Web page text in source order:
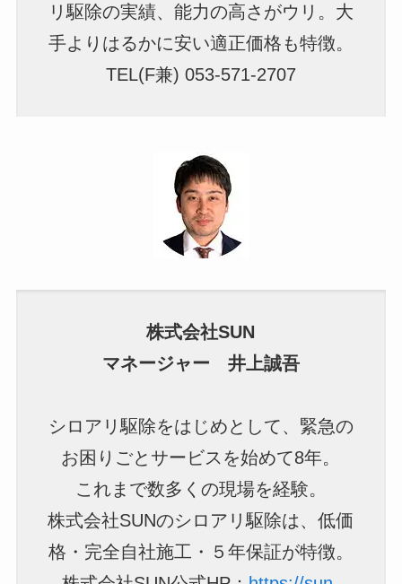
リ駆除の実績、能力の高さがウリ。大
手よりはるかに安い適正価格も特徴。
TEL(F兼) 053-571-2707
株式会社SUN
マネージャー 井上誠吾
シロアリ駆除をはじめとして、緊急の
お困りごとサービスを始めて8年。
これまで数多くの現場を経験。
株式会社SUNのシロアリ駆除は、低価
格・完全自社施工・５年保証が特徴。